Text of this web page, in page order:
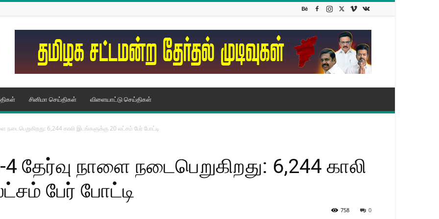
சினிமா செய்திகள் விளையாட்டு செய்திகள்
நடைபெறுகிறது: 6,244 காலி இடங்களுக்கு 20 லட்சம் பேர் போட்டி
4 தேர்வு நாளை நடைபெறுகிறது: 6,244 காலி
பேர் போட்டி
0
758